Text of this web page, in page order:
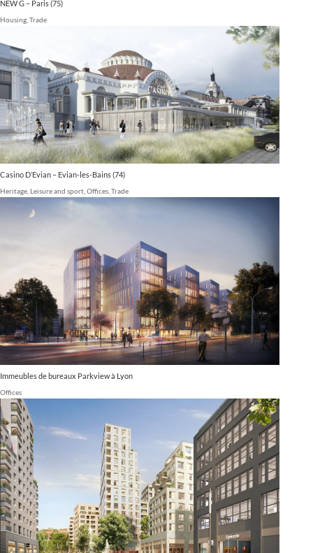
NEW G – Paris (75)
Housing Trade
Casino D’Evian – Evian-les-Bains (74)
Heritage Leisure and sport Offices Trade
Immeubles de bureaux Parkview à Lyon
Offices